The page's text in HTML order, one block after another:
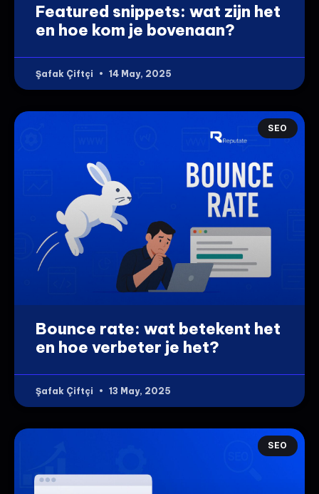
Featured snippets: wat zijn het
en hoe kom je bovenaan?
Şafak Çiftçi 14 May, 2025
SEO
Bounce rate: wat betekent het
en hoe verbeter je het?
Şafak Çiftçi 13 May, 2025
SEO